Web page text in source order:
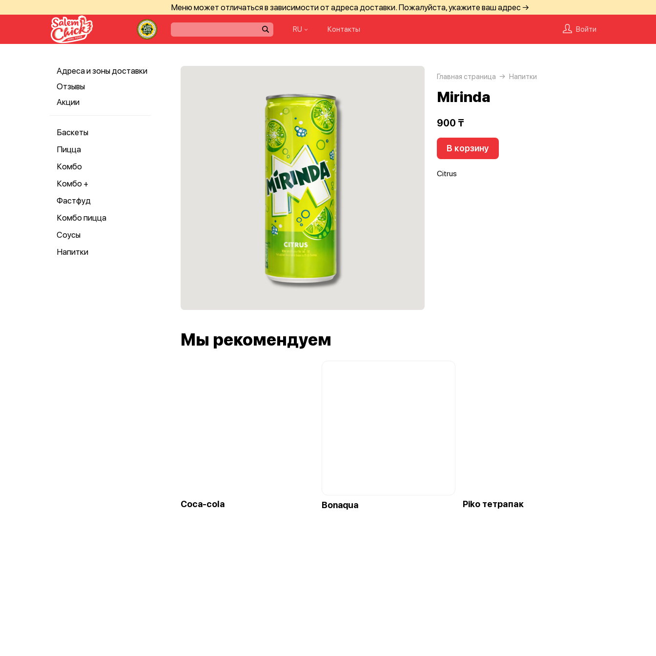
Меню может отличаться в зависимости от адреса доставки. Пожалуйста, укажите ваш адрес →
RU Контакты Войти
Адреса и зоны доставки
Отзывы
Акции
Баскеты
Пицца
Комбо
Комбо +
Фастфуд
Комбо пицца
Соусы
Напитки
Главная страница Напитки
Mirinda
900 ₸
В корзину
Citrus
Мы рекомендуем
Coca-cola Bonaqua Piko тетрапак